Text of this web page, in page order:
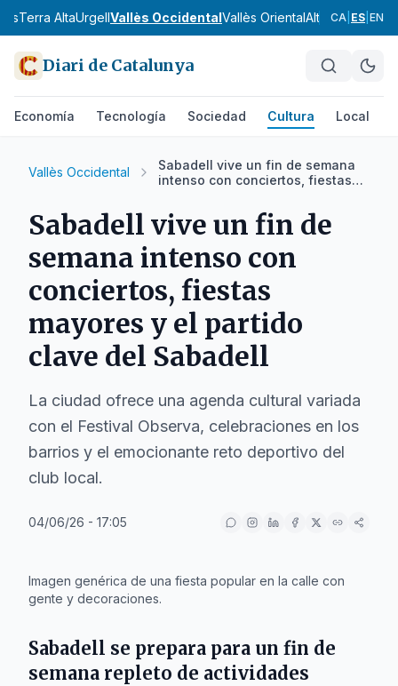
Terra AltaUrgellVallès OccidentalVallès OrientalAlt CampAlt
CA ES EN
Diari de Catalunya
Economía Tecnología Sociedad Cultura Local
Vallès Occidental
Sabadell vive un fin de semana
intenso con conciertos, fiestas
Sabadell
Sabadell vive un fin de
semana intenso con
conciertos, fiestas
mayores y el partido
clave del Sabadell
La ciudad ofrece una agenda cultural variada
con el Festival Observa, celebraciones en los
barrios y el emocionante reto deportivo del
club local.
04/06/26 - 17:05
Imagen genérica de una fiesta popular en la calle con
gente y decoraciones.
Sabadell se prepara para un fin de
semana repleto de actividades